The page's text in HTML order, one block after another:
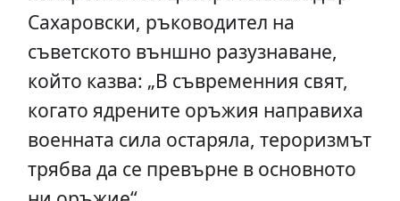
Сахаровски, ръководител на
съветското външно разузнаване,
който казва: „В съвременния свят,
когато ядрените оръжия направиха
военната сила остаряла, тероризмът
трябва да се превърне в основното